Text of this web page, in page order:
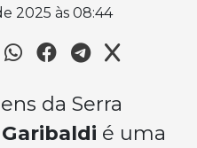
2025 às 08:44
da Serra
é uma